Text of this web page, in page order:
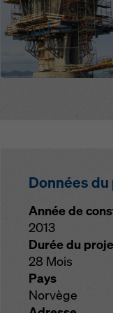
Données
Année de
2013
Durée du
28 Mois
Pays
Norvège